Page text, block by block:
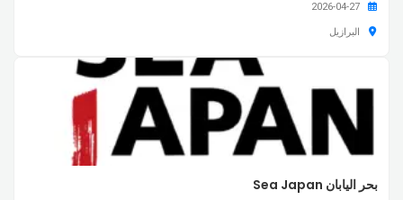
البرازيل
بحر اليابان Sea Japan